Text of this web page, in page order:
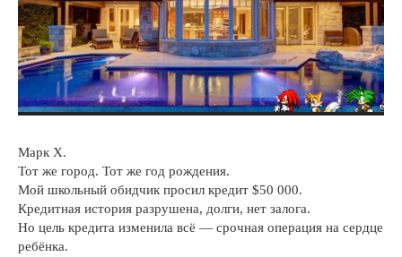
Марк Х.
Тот же город. Тот же год рождения.
Мой школьный обидчик просил кредит $50 000.
Кредитная история разрушена, долги, нет залога.
Но цель кредита изменила всё — срочная операция на сердце
ребёнка.